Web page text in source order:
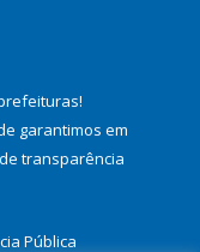
!
garantimos em
transparência
Pública